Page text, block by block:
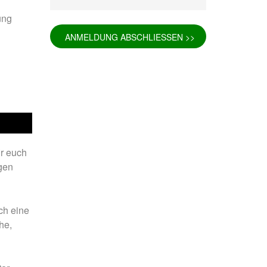
–
–
–
Empfehlungen
Vom Party-Leben zu 3.000
bringen
Körper aus? Was wirklich
und Schlössern
euch
eine
ANMELDUNG ABSCHLIESSEN >>